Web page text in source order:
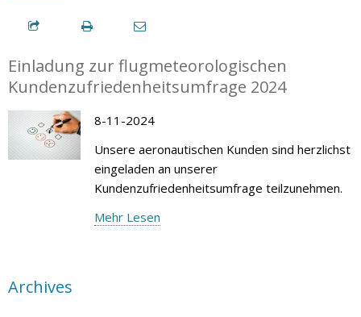
Einladung zur flugmeteorologischen
Kundenzufriedenheitsumfrage 2024
8-11-2024
Unsere aeronautischen Kunden sind herzlichst
eingeladen an unserer
Kundenzufriedenheitsumfrage teilzunehmen.
Mehr Lesen
Archives